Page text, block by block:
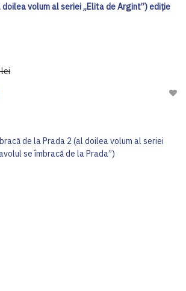
doilea volum al seriei „Elita de Argint”) ediţie